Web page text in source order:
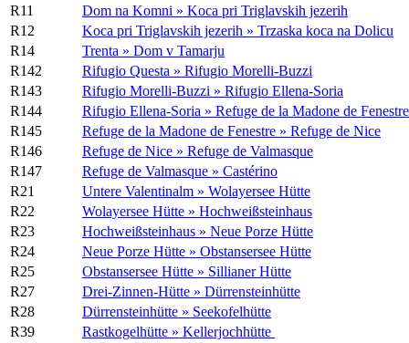
R11
Dom na Komni » Koca pri Triglavskih jezerih
R12
Koca pri Triglavskih jezerih » Trzaska koca na Dolicu
R14
Trenta » Dom v Tamarju
R142
Rifugio Questa » Rifugio Morelli-Buzzi
R143
Rifugio Morelli-Buzzi » Rifugio Ellena-Soria
R144
Rifugio Ellena-Soria » Refuge de la Madone de Fenestre
R145
Refuge de la Madone de Fenestre » Refuge de Nice
R146
Refuge de Nice » Refuge de Valmasque
R147
Refuge de Valmasque » Castérino
R21
Untere Valentinalm » Wolayersee Hütte
R22
Wolayersee Hütte » Hochweißsteinhaus
R23
Hochweißsteinhaus » Neue Porze Hütte
R24
Neue Porze Hütte » Obstansersee Hütte
R25
Obstansersee Hütte » Sillianer Hütte
R27
Drei-Zinnen-Hütte » Dürrensteinhütte
R28
Dürrensteinhütte » Seekofelhütte
R39
Rastkogelhütte » Kellerjochhütte